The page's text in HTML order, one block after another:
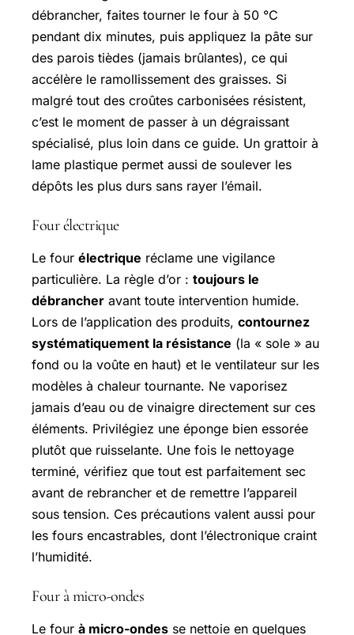
débrancher, faites tourner le four à 50 °C
pendant dix minutes, puis appliquez la pâte sur
des parois tièdes (jamais brûlantes), ce qui
accélère le ramollissement des graisses. Si
malgré tout des croûtes carbonisées résistent,
c’est le moment de passer à un dégraissant
spécialisé, plus loin dans ce guide. Un grattoir à
lame plastique permet aussi de soulever les
dépôts les plus durs sans rayer l’émail.
Four électrique
Le four électrique réclame une vigilance
particulière. La règle d’or : toujours le
débrancher avant toute intervention humide.
Lors de l’application des produits, contournez
systématiquement la résistance (la « sole » au
fond ou la voûte en haut) et le ventilateur sur les
modèles à chaleur tournante. Ne vaporisez
jamais d’eau ou de vinaigre directement sur ces
éléments. Privilégiez une éponge bien essorée
plutôt que ruisselante. Une fois le nettoyage
terminé, vérifiez que tout est parfaitement sec
avant de rebrancher et de remettre l’appareil
sous tension. Ces précautions valent aussi pour
les fours encastrables, dont l’électronique craint
l’humidité.
Four à micro-ondes
Le four à micro-ondes se nettoie en quelques